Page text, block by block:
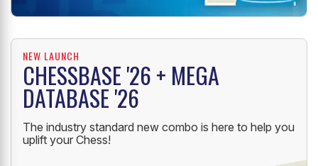
NEW LAUNCH
CHESSBASE '26 + MEGA
DATABASE '26
The industry standard new combo is here to help you
uplift your Chess!